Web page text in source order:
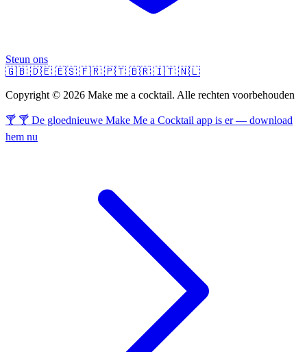
Steun ons
🇬🇧 🇩🇪 🇪🇸 🇫🇷 🇵🇹 🇧🇷 🇮🇹 🇳🇱
Copyright © 2026 Make me a cocktail. Alle rechten voorbehouden
🍸 🍸 De gloednieuwe Make Me a Cocktail app is er — download
hem nu